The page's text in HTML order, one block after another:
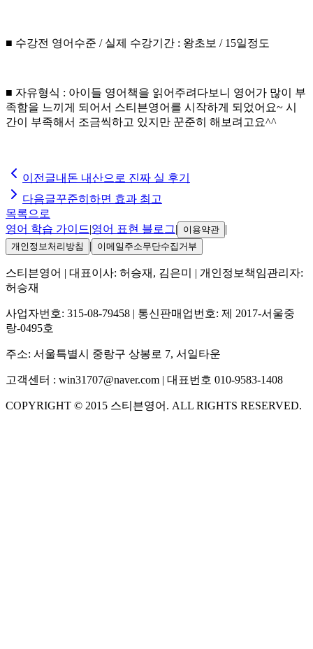
■ 수강전 영어수준 / 실제 수강기간 : 왕초보 / 15일정도
■ 자유형식 : 아이들 영어책을 읽어주려다보니 영어가 많이 부
족함을 느끼게 되어서 스티븐영어를 시작하게 되었어요~ 시
간이 부족해서 조금씩하고 있지만 꾼준히 해보려고요^^
이전글내돈 내산으로 진짜 실 후기
다음글꾸준히하면 효과 최고
목록으로
영어 학습 가이드|영어 표현 블로그| 이용약관 |
개인정보처리방침 | 이메일주소무단수집거부
스티븐영어 | 대표이사: 허승재, 김은미
| 개인정보책임관리자:
허승재
사업자번호: 315-08-79458 | 통신판매업번호: 제 2017-서울중
랑-0495호
주소: 서울특별시 중랑구 상봉로 7, 서일타운
고객센터 : win31707@naver.com | 대표번호 010-9583-1408
COPYRIGHT © 2015 스티븐영어 . ALL RIGHTS RESERVED.